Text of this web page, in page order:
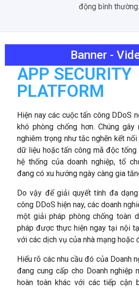
động bình thường.
Banner -
APP SECURITY
PLATFORM
Hiện nay các cuộc tấn công DDoS
khó phòng chống hơn. Chúng
nghiêm trọng như tắc nghẽn kết
dữ liệu hoặc tấn công mã độc tống
hệ thống của doanh nghiệp, tổ
đang có xu hướng ngày càng gia
Do vậy để giải quyết tính đa
công DDoS hiện nay, các doanh
một giải pháp phòng chống toàn
pháp được thực hiện ngay tại nội
với các dịch vụ của nhà mạng hoặc
Hiểu rõ các nhu cầu đó của Doanh
đang cung cấp cho Doanh nghiệp
hoàn toàn khác với các tiếp cận